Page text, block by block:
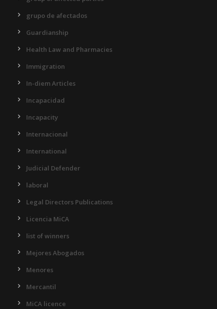
grupo de afectados
Guardianship
Health Law and Pharmacies
Immigration
In-diem Articles
Incapacidad
Incapacity
Internacional
International
Judicial Defender
laboral
Legal Directors Publications
Licencia MiCA
list of winners
Mejores Abogados
Menores
Mercantil
MiCA licence